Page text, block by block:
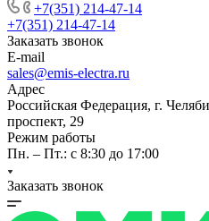
+7(351) 214-47-14
+7(351) 214-47-14
Заказать звонок
E-mail
sales@emis-electra.ru
Адрес
Российская Федерация, г.
проспект, 29
Режим работы
Пн. – Пт.: с 8:30 до 17:00
Заказать звонок